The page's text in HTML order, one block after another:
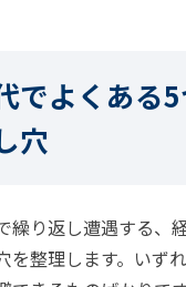
でよくある
穴
繰り返し遭遇する、
を整理します。いず